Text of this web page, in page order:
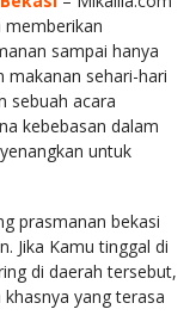
memberikan
sampai hanya
makanan sehari-hari
sebuah acara
kebebasan dalam
untuk
prasmanan bekasi
Jika Kamu tinggal di
di daerah tersebut,
yang terasa